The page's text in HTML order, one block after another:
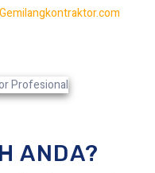
Gemilangkontraktor.com
ANDA?